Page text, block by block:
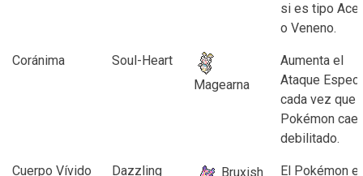
si es tipo
o Veneno.
Coránima
Soul-Heart
Magearna
Aumenta el
Ataque
cada vez que
Pokémon cae
debilitado.
Cuerpo Vívido Dazzling Bruxish
El Pokémon